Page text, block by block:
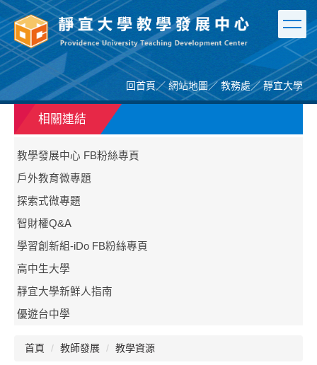
跳
到
主
要
內
容
區
回首頁／ 網站地圖／ 教務處／ 靜宜大學
相關連結
教學發展中心 FB粉絲專頁
戶外教育微專題
探索式微專題
智財權Q&A
學習創新組-iDo FB粉絲專頁
高中生大學
靜宜大學新鮮人指南
優遊台中學
首頁 教師發展 教學資源